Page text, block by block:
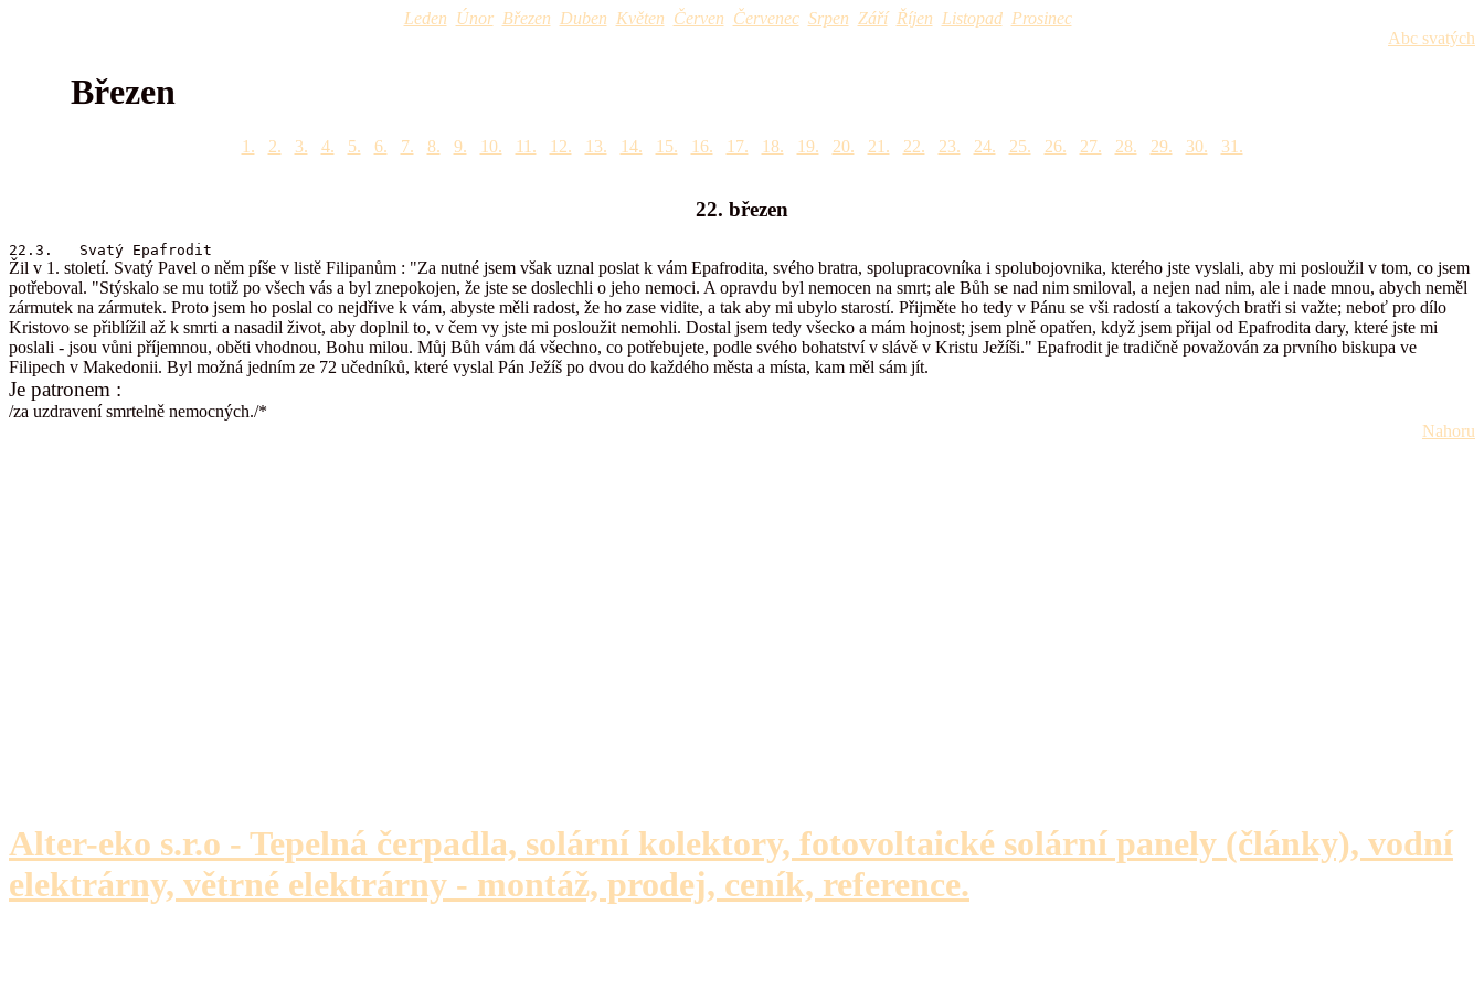
Leden Únor Březen Duben Květen Červen Červenec Srpen Září Říjen Listopad Prosinec
Abc svatých
Březen
1. 2. 3. 4. 5. 6. 7. 8. 9. 10. 11. 12. 13. 14. 15. 16. 17. 18. 19. 20. 21. 22. 23. 24. 25. 26. 27. 28. 29. 30. 31.
22. březen
22.3. Svatý Epafrodit
Žil v 1. století. Svatý Pavel o něm píše v listě Filipanům : "Za nutné jsem však uznal poslat k vám Epafrodita, svého bratra, spolupracovníka i spolubojovnika, kterého jste vyslali, aby mi posloužil v tom, co jsem
potřeboval. "Stýskalo se mu totiž po všech vás a byl znepokojen, že jste se doslechli o jeho nemoci. A opravdu byl nemocen na smrt; ale Bůh se nad nim smiloval, a nejen nad nim, ale i nade mnou, abych neměl
zármutek na zármutek. Proto jsem ho poslal co nejdřive k vám, abyste měli radost, že ho zase vidite, a tak aby mi ubylo starostí. Přijměte ho tedy v Pánu se vši radostí a takových bratři si važte; neboť pro dílo
Kristovo se přiblížil až k smrti a nasadil život, aby doplnil to, v čem vy jste mi posloužit nemohli. Dostal jsem tedy všecko a mám hojnost; jsem plně opatřen, když jsem přijal od Epafrodita dary, které jste mi
poslali - jsou vůni příjemnou, oběti vhodnou, Bohu milou. Můj Bůh vám dá všechno, co potřebujete, podle svého bohatství v slávě v Kristu Ježíši." Epafrodit je tradičně považován za prvního biskupa ve
Filipech v Makedonii. Byl možná jedním ze 72 učedníků, které vyslal Pán Ježíš po dvou do každého města a místa, kam měl sám jít.
Je patronem :
/za uzdravení smrtelně nemocných./*
Nahoru
Alter-eko s.r.o - Tepelná čerpadla, solární kolektory, fotovoltaické solární panely (články), vodní
elektrárny, větrné elektrárny - montáž, prodej, ceník, reference.